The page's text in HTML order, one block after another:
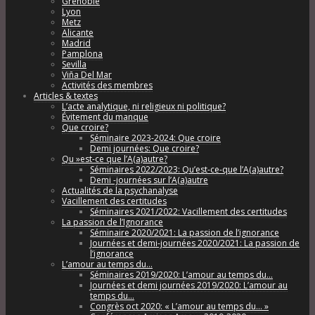
Lyon
Metz
Alicante
Madrid
Pamplona
Sevilla
Viña Del Mar
Activités des membres
Articles & textes
L’acte analytique, ni religieux ni politique?
Évitement du manque
Que croire?
Séminaire 2023-2024: Que croire
Demi journées: Que croire?
Qu »est-ce que l’A(a)autre?
Séminaires 2022/2023: Qu’est-ce-que l’A(a)autre?
Demi -journées sur l’A(a)autre
Actualités de la psychanalyse
Vacillement des certitudes
Séminaires 2021/2022: Vacillement des certitudes
La passion de l’Ignorance
Séminaire 2020/2021: La passion de l’ignorance
Journées et demi-journées 2020/2021: La passion de
l’ignorance
L’amour au temps du…
Séminaires 2019/2020: L’amour au temps du…
Journées et demi journées 2019/2020: L’amour au
temps du…
Congrès oct 2020: « L’amour au temps du… »